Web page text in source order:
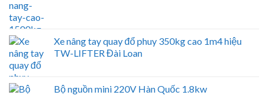
Xe nâng tay quay đổ phuy 350kg cao 1m4 hiệu
TW-LIFTER Đài Loan
Bộ nguồn mini 220V Hàn Quốc 1.8kw